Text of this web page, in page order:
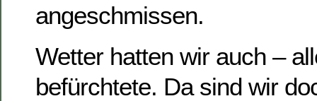
angeschmissen.
Wetter hatten wir auch –
befürchtete. Da sind wir